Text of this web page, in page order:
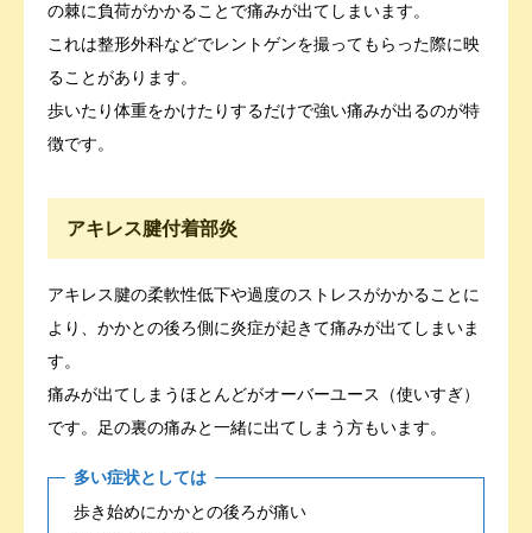
の棘に負荷がかかることで痛みが出てしまいます。
これは整形外科などでレントゲンを撮ってもらった際に映
ることがあります。
歩いたり体重をかけたりするだけで強い痛みが出るのが特
徴です。
アキレス腱付着部炎
アキレス腱の柔軟性低下や過度のストレスがかかることに
より、かかとの後ろ側に炎症が起きて痛みが出てしまいま
す。
痛みが出てしまうほとんどがオーバーユース（使いすぎ）
です。足の裏の痛みと一緒に出てしまう方もいます。
多い症状としては
歩き始めにかかとの後ろが痛い